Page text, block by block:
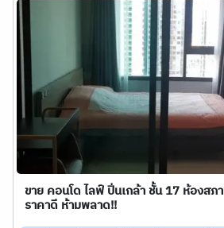
ขาย คอนโด ไลฟ์ ปิ่นเกล้า ชั้น 17 ห้องสภ
ราคาดี ห้ามพลาด!!